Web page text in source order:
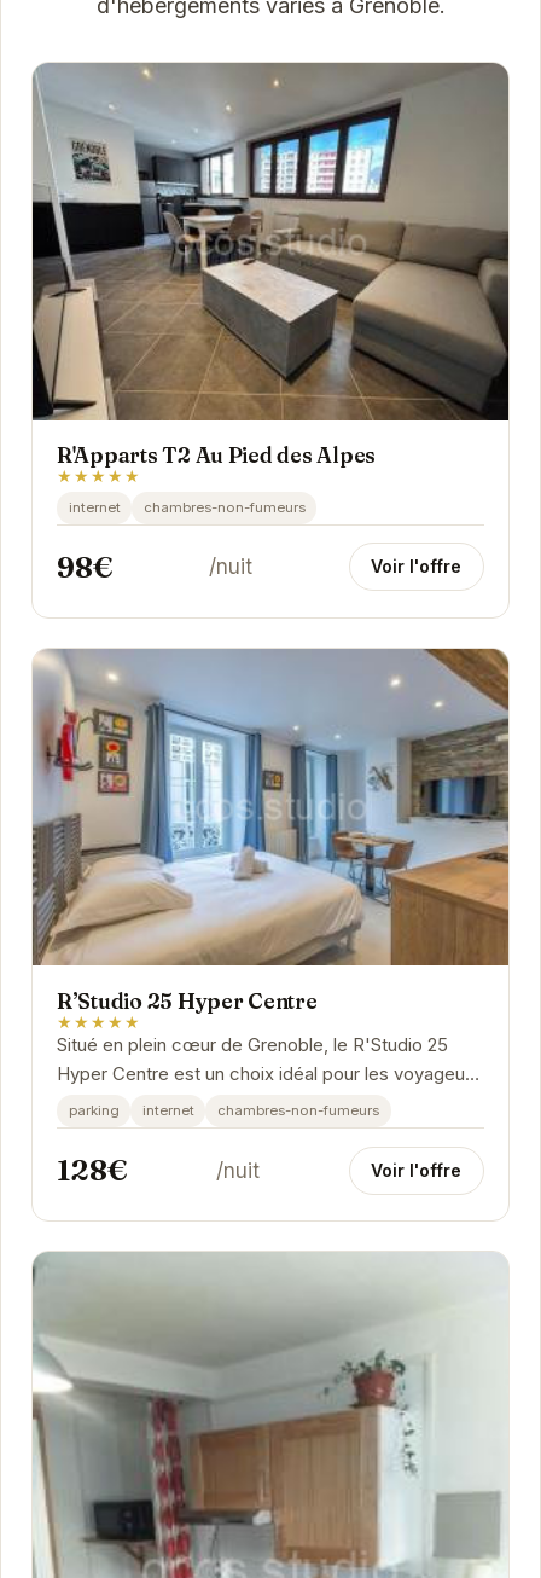
d'hébergements variés à Grenoble.
R'Apparts T2 Au Pied des Alpes
★★★★★
internet chambres-non-fumeurs
98€ /nuit Voir l'offre
R’Studio 25 Hyper Centre
★★★★★
Situé en plein cœur de Grenoble, le R'Studio 25
Hyper Centre est un choix idéal pour les voyageurs
souhaitant explorer la ville. Proche des...
parking internet chambres-non-fumeurs
128€ /nuit Voir l'offre